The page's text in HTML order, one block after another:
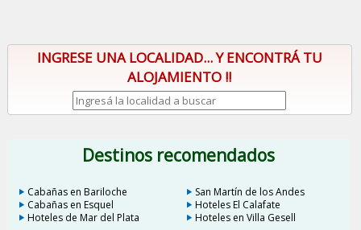
INGRESE UNA LOCALIDAD... Y ENCONTRÁ TU
ALOJAMIENTO !!
Destinos recomendados
Cabañas en Bariloche
San Martín de los Andes
Cabañas en Esquel
Hoteles El Calafate
Hoteles de Mar del Plata
Hoteles en Villa Gesell